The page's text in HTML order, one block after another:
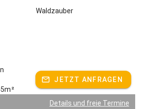
Waldzauber
JETZT ANFRAGEN
Details und freie Termine